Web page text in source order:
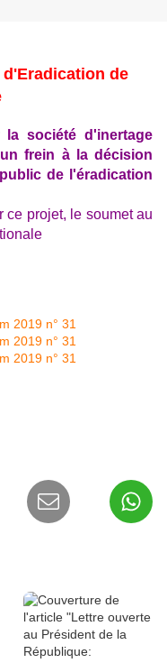
de
la société d'inertage
frein à la décision
de l'éradication
ce projet, le soumet au